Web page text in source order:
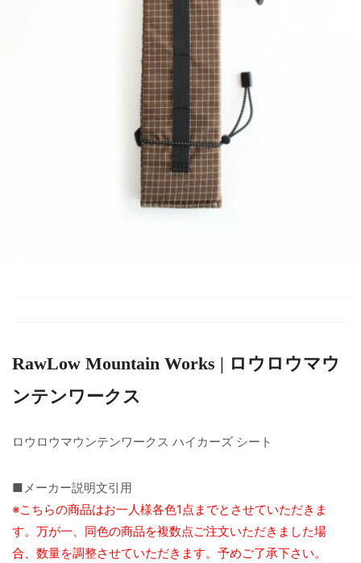
RawLow Mountain Works | ロウロウマウ
ンテンワークス
ロウロウマウンテンワークス ハイカーズ シート
■メーカー説明文引用
※こちらの商品はお一人様各色1点までとさせていただきま
す。万が一、同色の商品を複数点ご注文いただきました場
合、数量を調整させていただきます。予めご了承下さい。